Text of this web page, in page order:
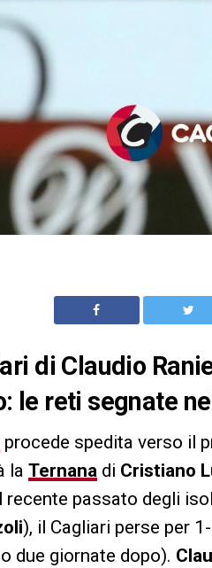
di Claudio
le reti segnate
procede spedita verso il
la Ternana di Cristiano
recente passato degli
), il Cagliari perse per
due giornate dopo).